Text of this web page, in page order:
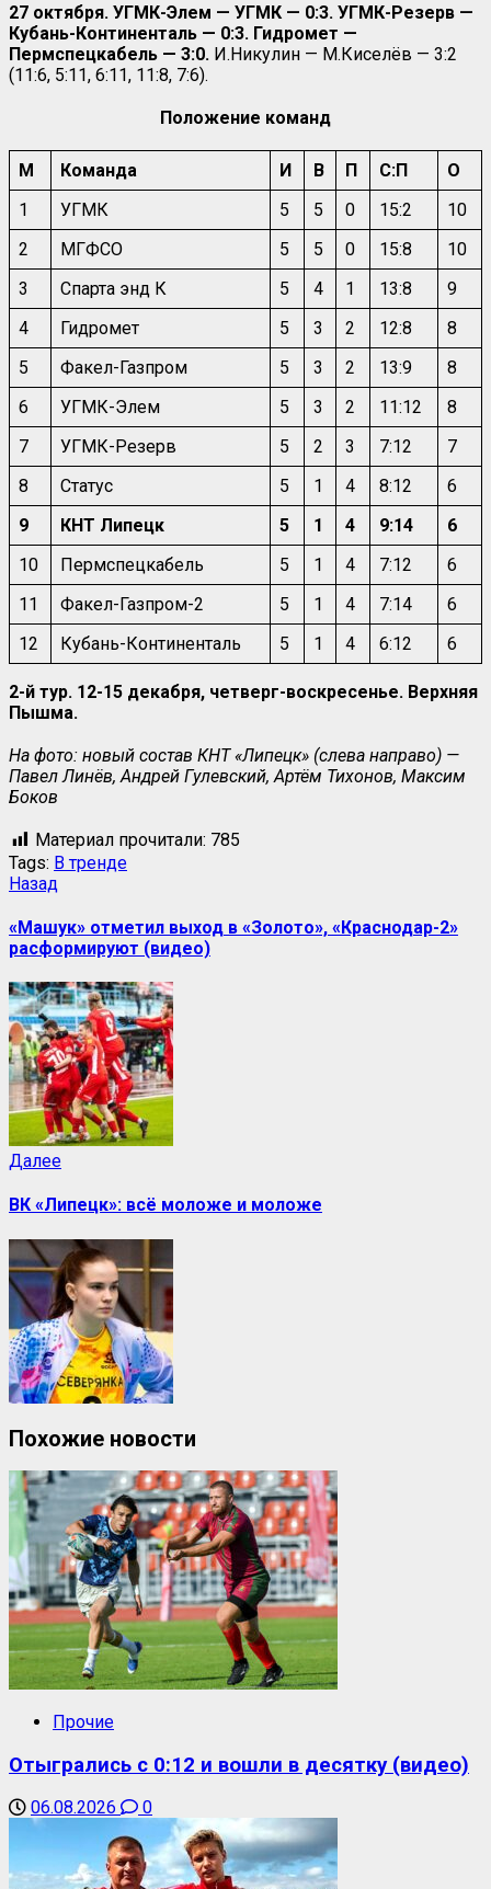
27 октября. УГМК-Элем — УГМК — 0:3. УГМК-Резерв —
Кубань-Континенталь — 0:3. Гидромет —
Пермспецкабель — 3:0. И.Никулин — М.Киселёв — 3:2
(11:6, 5:11, 6:11, 11:8, 7:6).
Положение команд
М Команда И В П С:П
О
1
УГМК 5 5 0 15:2
10
2
МГФСО 5 5 0 15:8
10
3
Спарта энд К 5 4 1 13:8
9
4
Гидромет 5 3 2 12:8
8
5
Факел-Газпром 5 3 2 13:9
8
6
УГМК-Элем 5 3 2 11:12
8
7
УГМК-Резерв 5 2 3 7:12
7
8
Статус 5 1 4 8:12
6
9
КНТ Липецк 5 1 4 9:14
6
10
Пермспецкабель 5 1 4 7:12
6
11
Факел-Газпром-2 5 1 4 7:14
6
12
Кубань-Континенталь 5 1 4 6:12 6
2-й тур. 12-15 декабря, четверг-воскресенье. Верхняя
Пышма.
На фото: новый состав КНТ «Липецк» (слева направо) —
Павел Линёв, Андрей Гулевский, Артём Тихонов, Максим
Боков
Материал прочитали: 785
Tags: В тренде
Назад
«Машук» отметил выход в «Золото», «Краснодар-2»
расформируют (видео)
Далее
ВК «Липецк»: всё моложе и моложе
Похожие новости
Прочие
Отыгрались с 0:12 и вошли в десятку (видео)
06.08.2026 0